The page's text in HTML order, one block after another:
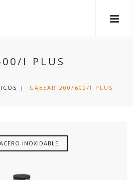
I PLUS
| CAESAR 200/600/I PLUS
ACERO INOXIDABLE